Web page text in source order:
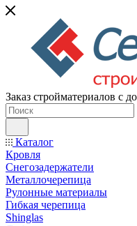
Заказ стройматериалов с
Каталог
Кровля
Снегозадержатели
Металлочерепица
Рулонные материалы
Гибкая черепица
Shinglas